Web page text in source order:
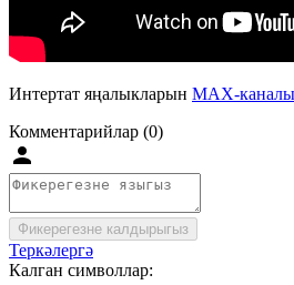
Интертат яңалыкларын MAX-
Комментарийлар (0)
Фикерегезне калдырыгыз
Теркәлергә
Калган символлар: